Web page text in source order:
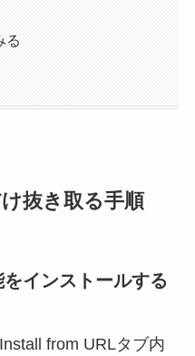
る
抜き取る手順
インストールする
from URLタブ内